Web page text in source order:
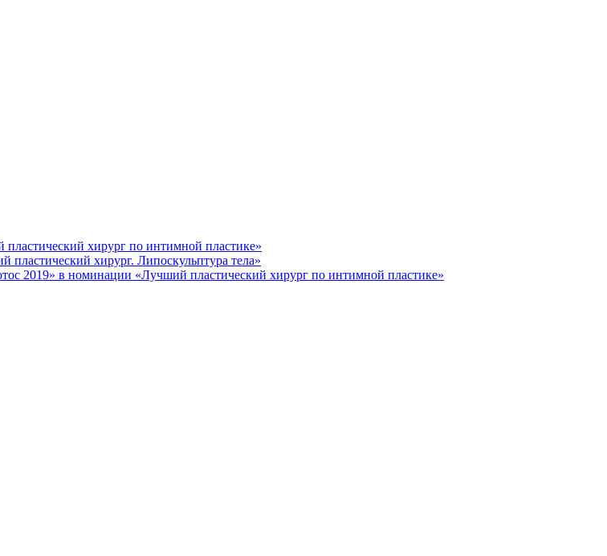
хирург по интимной пластике»
хирург. Липоскульптура тела»
2019» в номинации «Лучший пластический хирург по интимной пластике»